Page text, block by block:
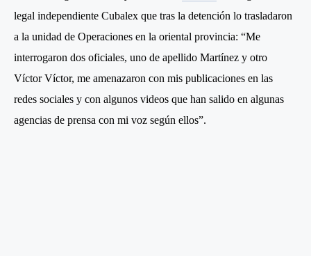
legal independiente Cubalex que tras la detención lo trasladaron
a la unidad de Operaciones en la oriental provincia: “Me
interrogaron dos oficiales, uno de apellido Martínez y otro
Víctor Víctor, me amenazaron con mis publicaciones en las
redes sociales y con algunos videos que han salido en algunas
agencias de prensa con mi voz según ellos”.